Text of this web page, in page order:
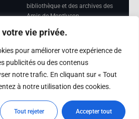
vie privée.
pour améliorer votre expérience de
publicités ou des contenus
notre trafic. En cliquant sur « Tout
à notre utilisation des cookies.
Tout rejeter Accepter tout
bibliothèque et des archives des
Amis de Montluçon
Mentions légales